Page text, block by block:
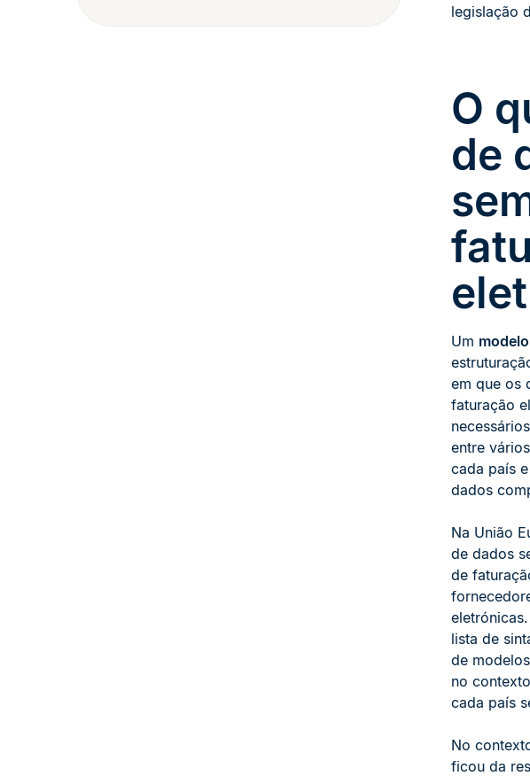
legislação
O
de
Um
em que os
faturação
entre
cada país
dados
Na União
de dados
de
lista de
de
no
cada país
No
ficou da